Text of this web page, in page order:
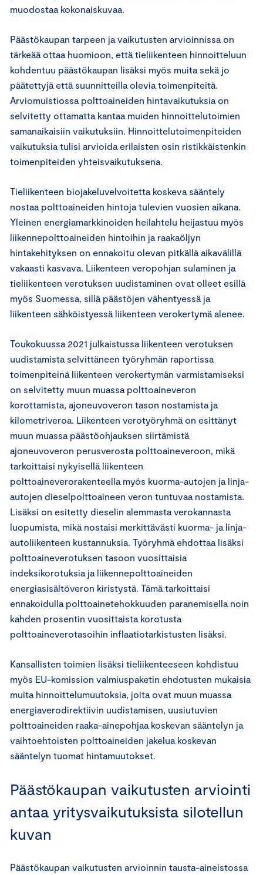
muodostaa kokonaiskuvaa.
Päästökaupan tarpeen ja vaikutusten arvioinnissa on
tärkeää ottaa huomioon, että tieliikenteen hinnoitteluun
kohdentuu päästökaupan lisäksi myös muita sekä jo
päätettyjä että suunnitteilla olevia toimenpiteitä.
Arviomuistiossa polttoaineiden hintavaikutuksia on
selvitetty ottamatta kantaa muiden hinnoittelutoimien
samanaikaisiin vaikutuksiin. Hinnoittelutoimenpiteiden
vaikutuksia tulisi arvioida erilaisten osin ristikkäistenkin
toimenpiteiden yhteisvaikutuksena.
Tieliikenteen biojakeluvelvoitetta koskeva sääntely
nostaa polttoaineiden hintoja tulevien vuosien aikana.
Yleinen energiamarkkinoiden heilahtelu heijastuu myös
liikennepolttoaineiden hintoihin ja raakaöljyn
hintakehityksen on ennakoitu olevan pitkällä aikavälillä
vakaasti kasvava. Liikenteen veropohjan sulaminen ja
tieliikenteen verotuksen uudistaminen ovat olleet esillä
myös Suomessa, sillä päästöjen vähentyessä ja
liikenteen sähköistyessä liikenteen verokertymä alenee.
Toukokuussa 2021 julkaistussa liikenteen verotuksen
uudistamista selvittäneen työryhmän raportissa
toimenpiteinä liikenteen verokertymän varmistamiseksi
on selvitetty muun muassa polttoaineveron
korottamista, ajoneuvoveron tason nostamista ja
kilometriveroa. Liikenteen verotyöryhmä on esittänyt
muun muassa päästöohjauksen siirtämistä
ajoneuvoveron perusverosta polttoaineveroon, mikä
tarkoittaisi nykyisellä liikenteen
polttoaineverorakenteella myös kuorma-autojen ja linja-
autojen dieselpolttoaineen veron tuntuvaa nostamista.
Lisäksi on esitetty dieselin alemmasta verokannasta
luopumista, mikä nostaisi merkittävästi kuorma- ja linja-
autoliikenteen kustannuksia. Työryhmä ehdottaa lisäksi
polttoaineverotuksen tasoon vuosittaisia
indeksikorotuksia ja liikennepolttoaineiden
energiasisältöveron kiristystä. Tämä tarkoittaisi
ennakoidulla polttoainetehokkuuden paranemisella noin
kahden prosentin vuosittaista korotusta
polttoaineverotasoihin inflaatiotarkistusten lisäksi.
Kansallisten toimien lisäksi tieliikenteeseen kohdistuu
myös EU-komission valmiuspaketin ehdotusten mukaisia
muita hinnoittelumuutoksia, joita ovat muun muassa
energiaverodirektiivin uudistamisen, uusiutuvien
polttoaineiden raaka-ainepohjaa koskevan sääntelyn ja
vaihtoehtoisten polttoaineiden jakelua koskevan
sääntelyn tuomat hintamuutokset.
Päästökaupan vaikutusten arviointi
antaa yritysvaikutuksista silotellun
kuvan
Päästökaupan vaikutusten arvioinnin tausta-aineistossa